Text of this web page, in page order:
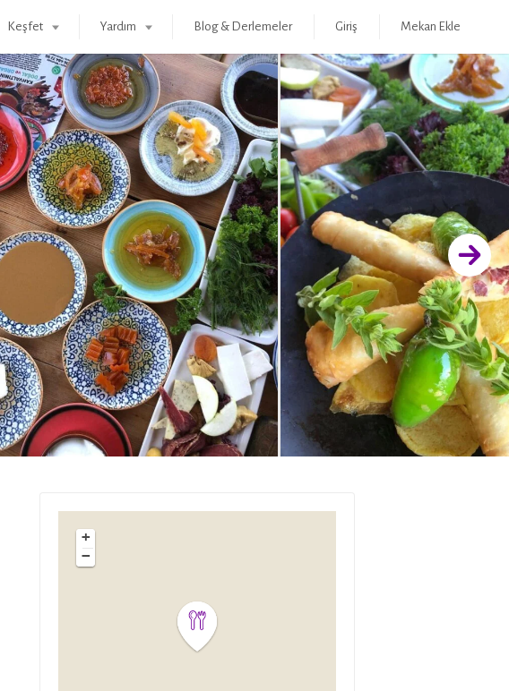
Keşfet Yardım Blog & Derlemeler Giriş Mekan Ekle
+
−